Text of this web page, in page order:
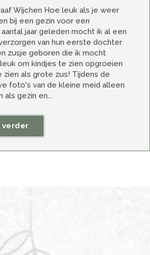
Wijchen Hoe leuk als je weer
bij een gezin voor een
jaar geleden mocht ik al een
van hun eerste dochter
zusje geboren die ik mocht
om kindjes te zien opgroeien
zien als grote zus! Tijdens de
foto's van de kleine meid alleen
als gezin en...
verder